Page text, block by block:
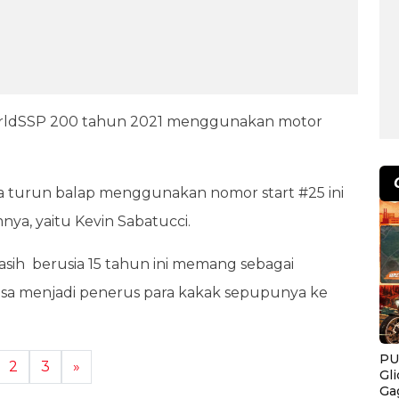
200 tahun 2021 menggunakan motor
turun balap menggunakan nomor start #25 ini
yaitu Kevin Sabatucci.
berusia 15 tahun ini memang sebagai
menjadi penerus para kakak sepupunya ke
2 3 »